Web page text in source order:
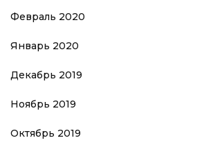
Февраль 2020
Январь 2020
Декабрь 2019
Ноябрь 2019
Октябрь 2019